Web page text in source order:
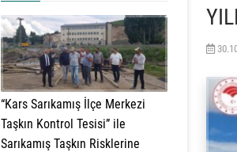
“Kars Sarıkamış İlçe Merkezi
Taşkın Kontrol Tesisi” ile
Sarıkamış Taşkın Risklerine